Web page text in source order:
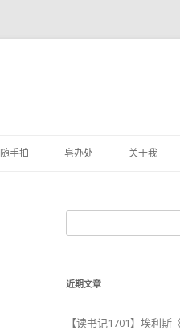
随手拍 皂办处 关于我
索
近期文章
【读书记1701】埃利斯